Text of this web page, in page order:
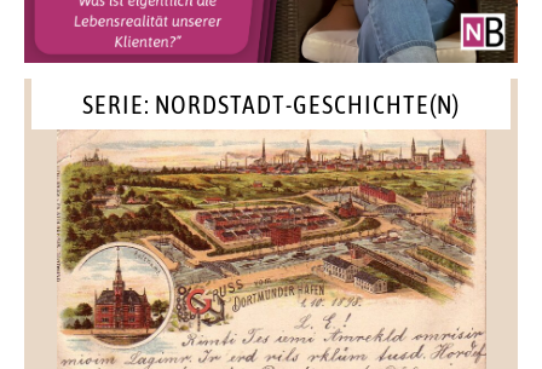
SERIE: NORDSTADT-GESCHICHTE(N)